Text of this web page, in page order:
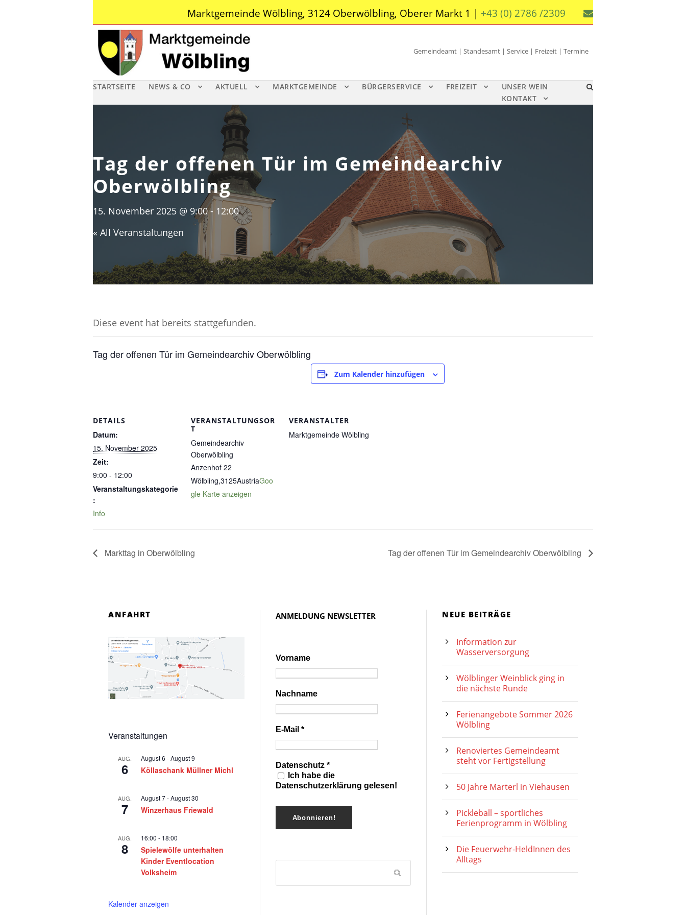
Marktgemeinde Wölbling, 3124 Oberwölbling, Oberer Markt 1 | +43 (0) 2786 /2309
Gemeindeamt | Standesamt | Service | Freizeit | Termine
STARTSEITE NEWS & CO AKTUELL MARKTGEMEINDE BÜRGERSERVICE FREIZEIT
UNSER WEIN
KONTAKT
Tag der offenen Tür im Gemeindearchiv
Oberwölbling
15. November 2025 @ 9:00- 12:00
« All Veranstaltungen
Diese event hat bereits stattgefunden.
Tag der offenen Tür im Gemeindearchiv Oberwölbling
Zum Kalender hinzufügen
DETAILS
Datum:
15. November 2025
Zeit:
9:00 - 12:00
Veranstaltungskategorie
:
Info
VERANSTALTUNGSOR
T
Gemeindearchiv
Oberwölbling
Anzenhof 22
Wölbling,3125AustriaGoo
gle Karte anzeigen
VERANSTALTER
Marktgemeinde Wölbling
Markttag in Oberwölbling Tag der offenen Tür im Gemeindearchiv Oberwölbling
ANFAHRT
Veranstaltungen
AUG.
6
August 6 -August 9
Köllaschank Müllner Michl
AUG.
7
August 7-August 30
Winzerhaus Friewald
AUG.
8
16:00 - 18:00
Spielewölfe unterhalten
Kinder Eventlocation
Volksheim
Kalender anzeigen
ANMELDUNG NEWSLETTER
Vorname
Nachname
E-Mail *
Datenschutz *
Ich habe die
Datenschutzerklärung gelesen!
NEUE BEITRÄGE
Information zur
Wasserversorgung
Wölblinger Weinblick ging in
die nächste Runde
Ferienangebote Sommer 2026
Wölbling
Renoviertes Gemeindeamt
steht vor Fertigstellung
50 Jahre Marterl in Viehausen
Pickleball – sportliches
Ferienprogramm in Wölbling
Die Feuerwehr-HeldInnen des
Alltags